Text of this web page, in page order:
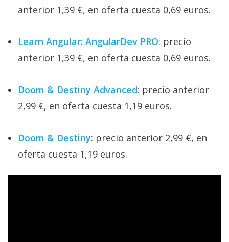
anterior 1,39 €, en oferta cuesta 0,69 euros.
Learn Angular: AngularDev PRO: precio
anterior 1,39 €, en oferta cuesta 0,69 euros.
Doom & Destiny Advanced: precio anterior
2,99 €, en oferta cuesta 1,19 euros.
Doom & Destiny: precio anterior 2,99 €, en
oferta cuesta 1,19 euros.